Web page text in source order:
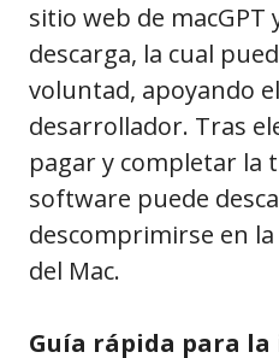
sitio web de
descarga, la cual
voluntad, apoyando
desarrollador. Tras
pagar y completar la
software puede
descomprimirse en
del Mac.
Guía rápida para